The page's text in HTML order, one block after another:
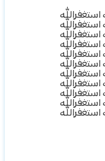
استغفرالله
استغفرالله
استغفرالله
استغفرالله
استغفرالله
استغفرالله
استغفرالله
استغفرالله
استغفرالله
استغفرالله
استغفرالله